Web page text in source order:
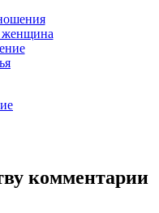
комментарии